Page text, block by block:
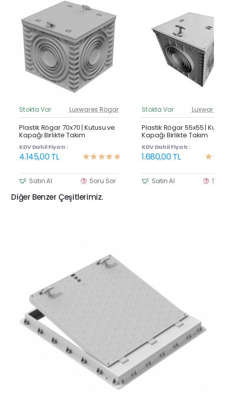
Güncel Fiyat
Yeni Ürün
Stokta Var Luxwares Rögar
Plastik Rögar 70x70 | Kutusu ve
Kapağı Birlikte Takım
KDV Dahil Fiyatı :
4.145,00 TL
Satın Al Soru Sor
Stokta Var Luxwares
Plastik Rögar 55x55 |
Kapağı Birlikte Takım
KDV Dahil Fiyatı :
1.680,00 TL
Satın Al
Diğer Benzer Çeşitlerimiz.